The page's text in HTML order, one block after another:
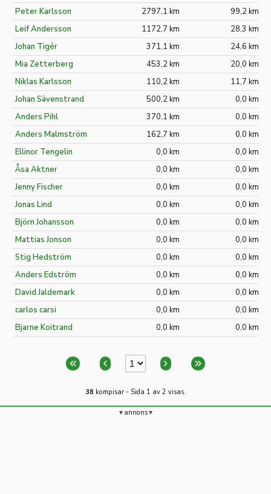
38 kompisar - Sida 1 av 2 visas.
Peter Karlsson
2797,1 km
99,2 km
Leif Andersson
1172,7 km
28,3 km
Johan Tigér
371,1 km
24,6 km
Mia Zetterberg
453,2 km
20,0 km
Niklas Karlsson
110,2 km
11,7 km
Johan Sävenstrand
500,2 km
0,0 km
Anders Pihl
370,1 km
0,0 km
Anders Malmström
162,7 km
0,0 km
Ellinor Tengelin
0,0 km
0,0 km
Åsa Aktner
0,0 km
0,0 km
Jenny Fischer
0,0 km
0,0 km
Jonas Lind
0,0 km
0,0 km
Björn Johansson
0,0 km
0,0 km
Mattias Jonson
0,0 km
0,0 km
Stig Hedström
0,0 km
0,0 km
Anders Edström
0,0 km
0,0 km
David Jaldemark
0,0 km
0,0 km
carlos carsi
0,0 km
0,0 km
Bjarne Koitrand
0,0 km 0,0 km
annons